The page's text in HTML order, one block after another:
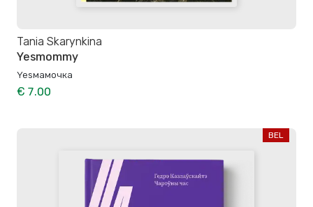
Tania Skarynkina
Yesmommy
Yesмамочка
€ 7.00
BEL